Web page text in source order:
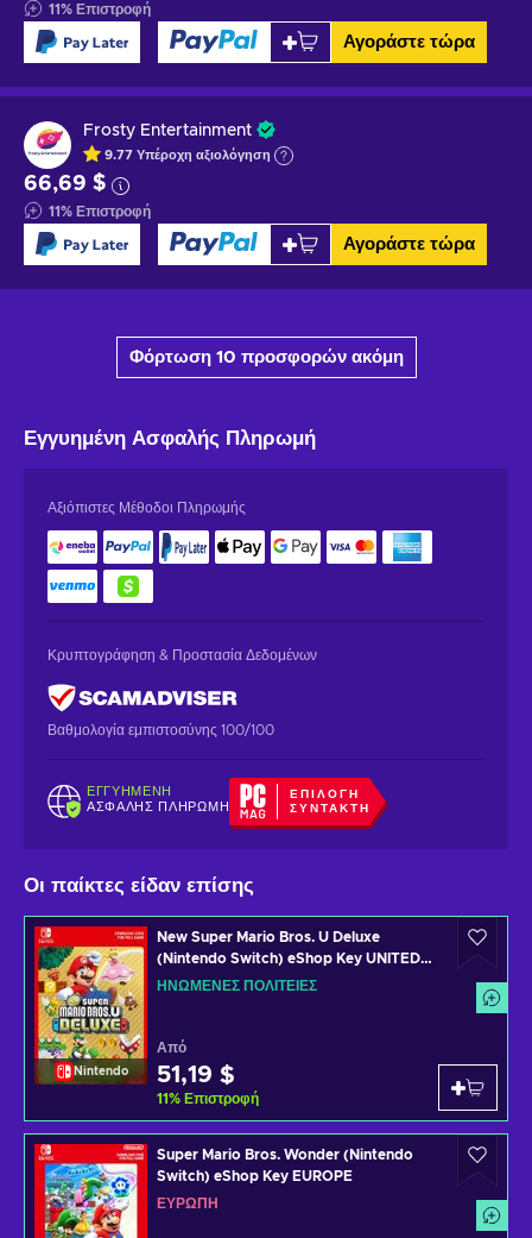
11% Επιστροφή
Αγοράστε τώρα
Frosty Entertainment
9.77 Υπέροχη αξιολόγηση
66,69 $
11% Επιστροφή
Αγοράστε τώρα
Φόρτωση 10 προσφορών ακόμη
Εγγυημένη Ασφαλής Πληρωμή
Αξιόπιστες Μέθοδοι Πληρωμής
Κρυπτογράφηση & Προστασία Δεδομένων
Βαθμολογία εμπιστοσύνης 100/100
ΕΓΓΥΗΜΈΝΗ
ΑΣΦΑΛΉΣ ΠΛΗΡΩΜΉ
ΕΠΙΛΟΓΉ
ΣΥΝΤΆΚΤΗ
Οι παίκτες είδαν επίσης
Nintendo
New Super Mario Bros. U Deluxe
(Nintendo Switch) eShop Key UNITED
STATES
ΗΝΩΜΈΝΕΣ ΠΟΛΙΤΕΊΕΣ
Από
51,19 $
11% Επιστροφή
Super Mario Bros. Wonder (Nintendo
Switch) eShop Key EUROPE
ΕΥΡΏΠΗ